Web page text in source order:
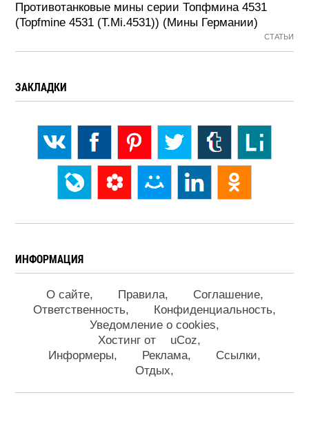
Противотанковые мины серии Топфмина 4531
(Topfmine 4531 (T.Mi.4531)) (Мины Германии)
СТАТЬИ
ЗАКЛАДКИ
ИНФОРМАЦИЯ
О сайте Правила
Соглашение
Ответственность
Конфиденциальность
Уведомление о cookies
Хостинг от
uCoz
Информеры
Реклама
Ссылки
Отдых